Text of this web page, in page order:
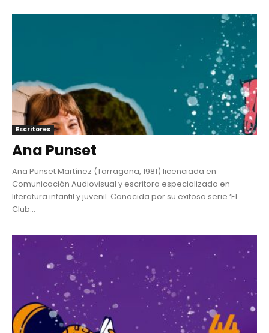
Escritores
Ana Punset
Ana Punset Martínez (Tarragona, 1981) licenciada en
Comunicación Audiovisual y escritora especializada en
literatura infantil y juvenil. Conocida por su exitosa serie ‘El
Club...